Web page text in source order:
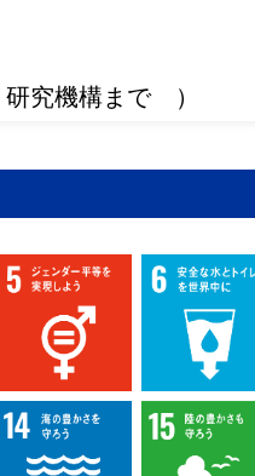
究機構まで ）